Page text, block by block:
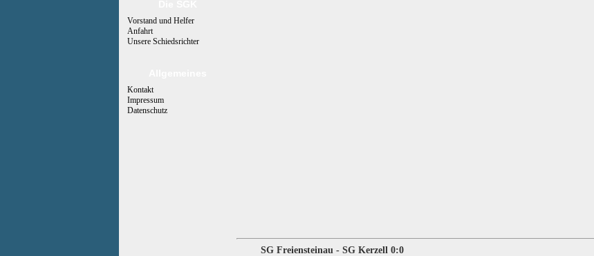
Vorstand und Helfer
Anfahrt
Unsere Schiedsrichter
Kontakt
Impressum
Datenschutz
SG Freiensteinau - SG Kerzell 0:0